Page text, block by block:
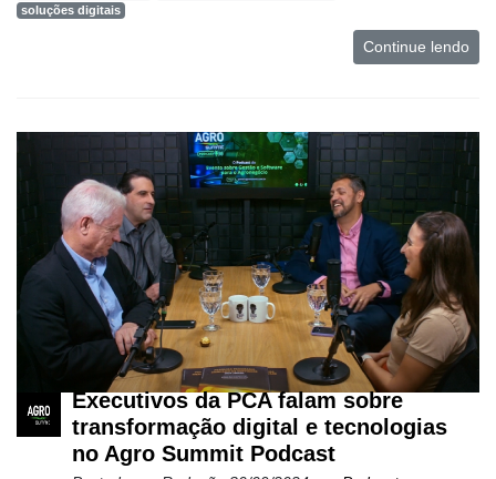
soluções digitais
Continue lendo
Executivos da PCA falam sobre
transformação digital e tecnologias
no Agro Summit Podcast